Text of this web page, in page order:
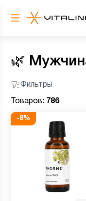
🌿
Фильтры
Товаров: 786
-8%